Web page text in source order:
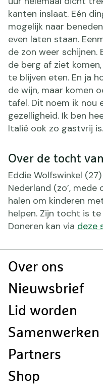
kanten inslaat. Eén
mogelijk naar
even laten staan.
de zon weer schijnen.
de berg af ziet
te blijven eten. En ja
de wijn, maar komen
tafel. Dit noem ik nou
gezelligheid. Ik ben
Italië ook zo gastvrij is.
Over de tocht
Eddie Wolfswinkel
Nederland (zo’,
halen om kinderen
helpen. Zijn tocht is
Doneren kan via deze
Doormat
Over ons
Nieuwsbrief
Lid worden
Samenwerken
Partners
Shop